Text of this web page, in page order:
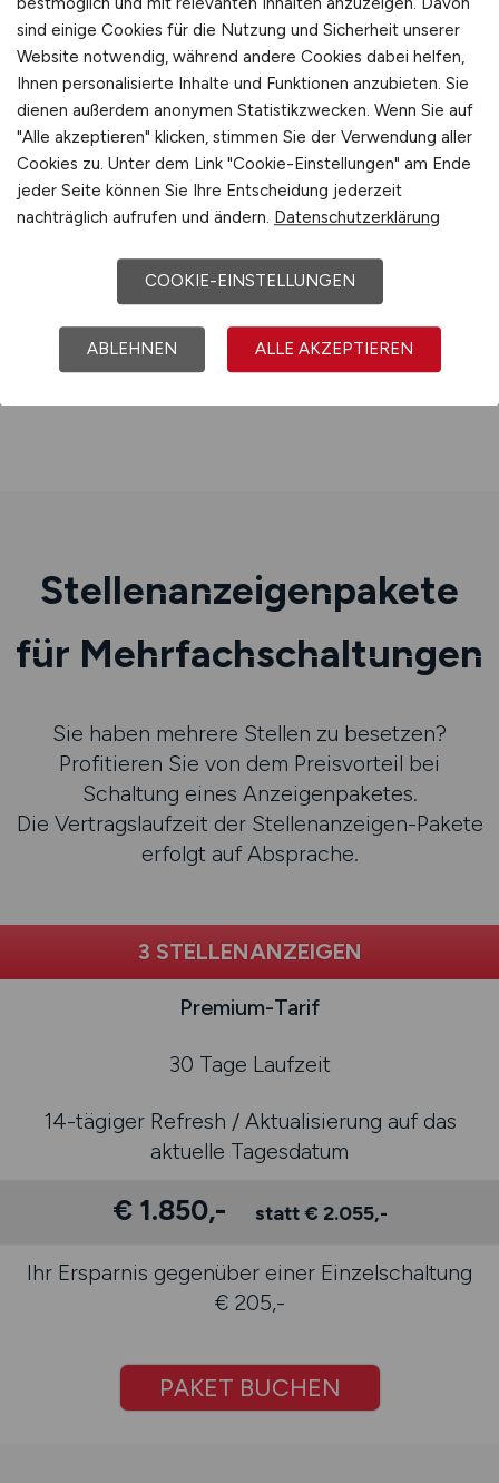
Optional zubuchbar:
Laufzeitverlängerung um weitere 30 Tage
€ 150,-
Stellenanzeigenpakete
für Mehrfachschaltungen
Sie haben mehrere Stellen zu besetzen?
Profitieren Sie von dem Preisvorteil bei
Schaltung eines Anzeigenpaketes.
Die Vertragslaufzeit der Stellenanzeigen-Pakete
erfolgt auf Absprache.
3 STELLENANZEIGEN
Premium-Tarif
30 Tage Laufzeit
14-tägiger Refresh / Aktualisierung auf das
aktuelle Tagesdatum
€ 1.850,- statt € 2.055,-
Ihr Ersparnis gegenüber einer Einzelschaltung
€ 205,-
PAKET BUCHEN
sind einige Cookies für die Nutzung und Sicherheit unserer
Website notwendig, während andere Cookies dabei helfen,
Ihnen personalisierte Inhalte und Funktionen anzubieten. Sie
dienen außerdem anonymen Statistikzwecken. Wenn Sie auf
"Alle akzeptieren" klicken, stimmen Sie der Verwendung aller
Cookies zu. Unter dem Link "Cookie-Einstellungen" am Ende
jeder Seite können Sie Ihre Entscheidung jederzeit
nachträglich aufrufen und ändern. Datenschutzerklärung
COOKIE-EINSTELLUNGEN
ABLEHNEN ALLE AKZEPTIEREN